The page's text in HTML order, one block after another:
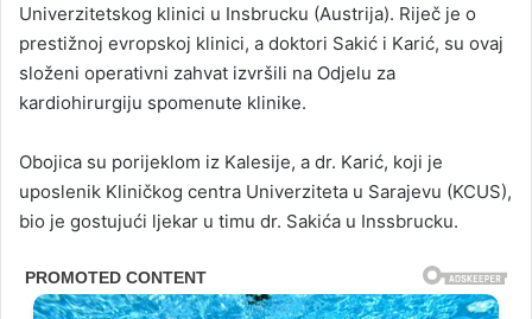
Univerzitetskog klinici u Insbrucku (Austrija). Riječ je o
prestižnoj evropskoj klinici, a doktori Sakić i Karić, su ovaj
složeni operativni zahvat izvršili na Odjelu za
kardiohirurgiju spomenute klinike.
Obojica su porijeklom iz Kalesije, a dr. Karić, koji je
uposlenik Kliničkog centra Univerziteta u Sarajevu (KCUS),
bio je gostujući ljekar u timu dr. Sakića u Inssbrucku.